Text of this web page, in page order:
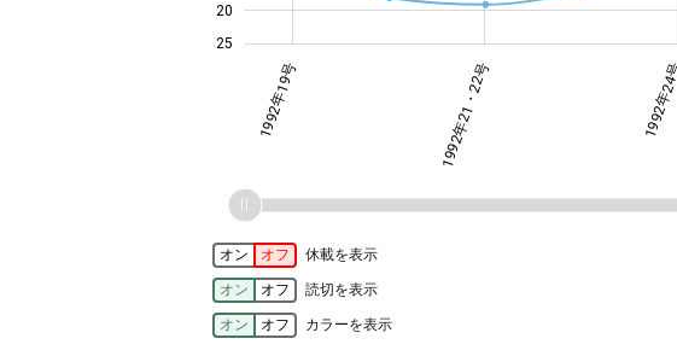
25
20
1992年19号 1992年21・22号 1992年24号
オン オフ 休載を表示
オン オフ 読切を表示
オン オフ カラーを表示